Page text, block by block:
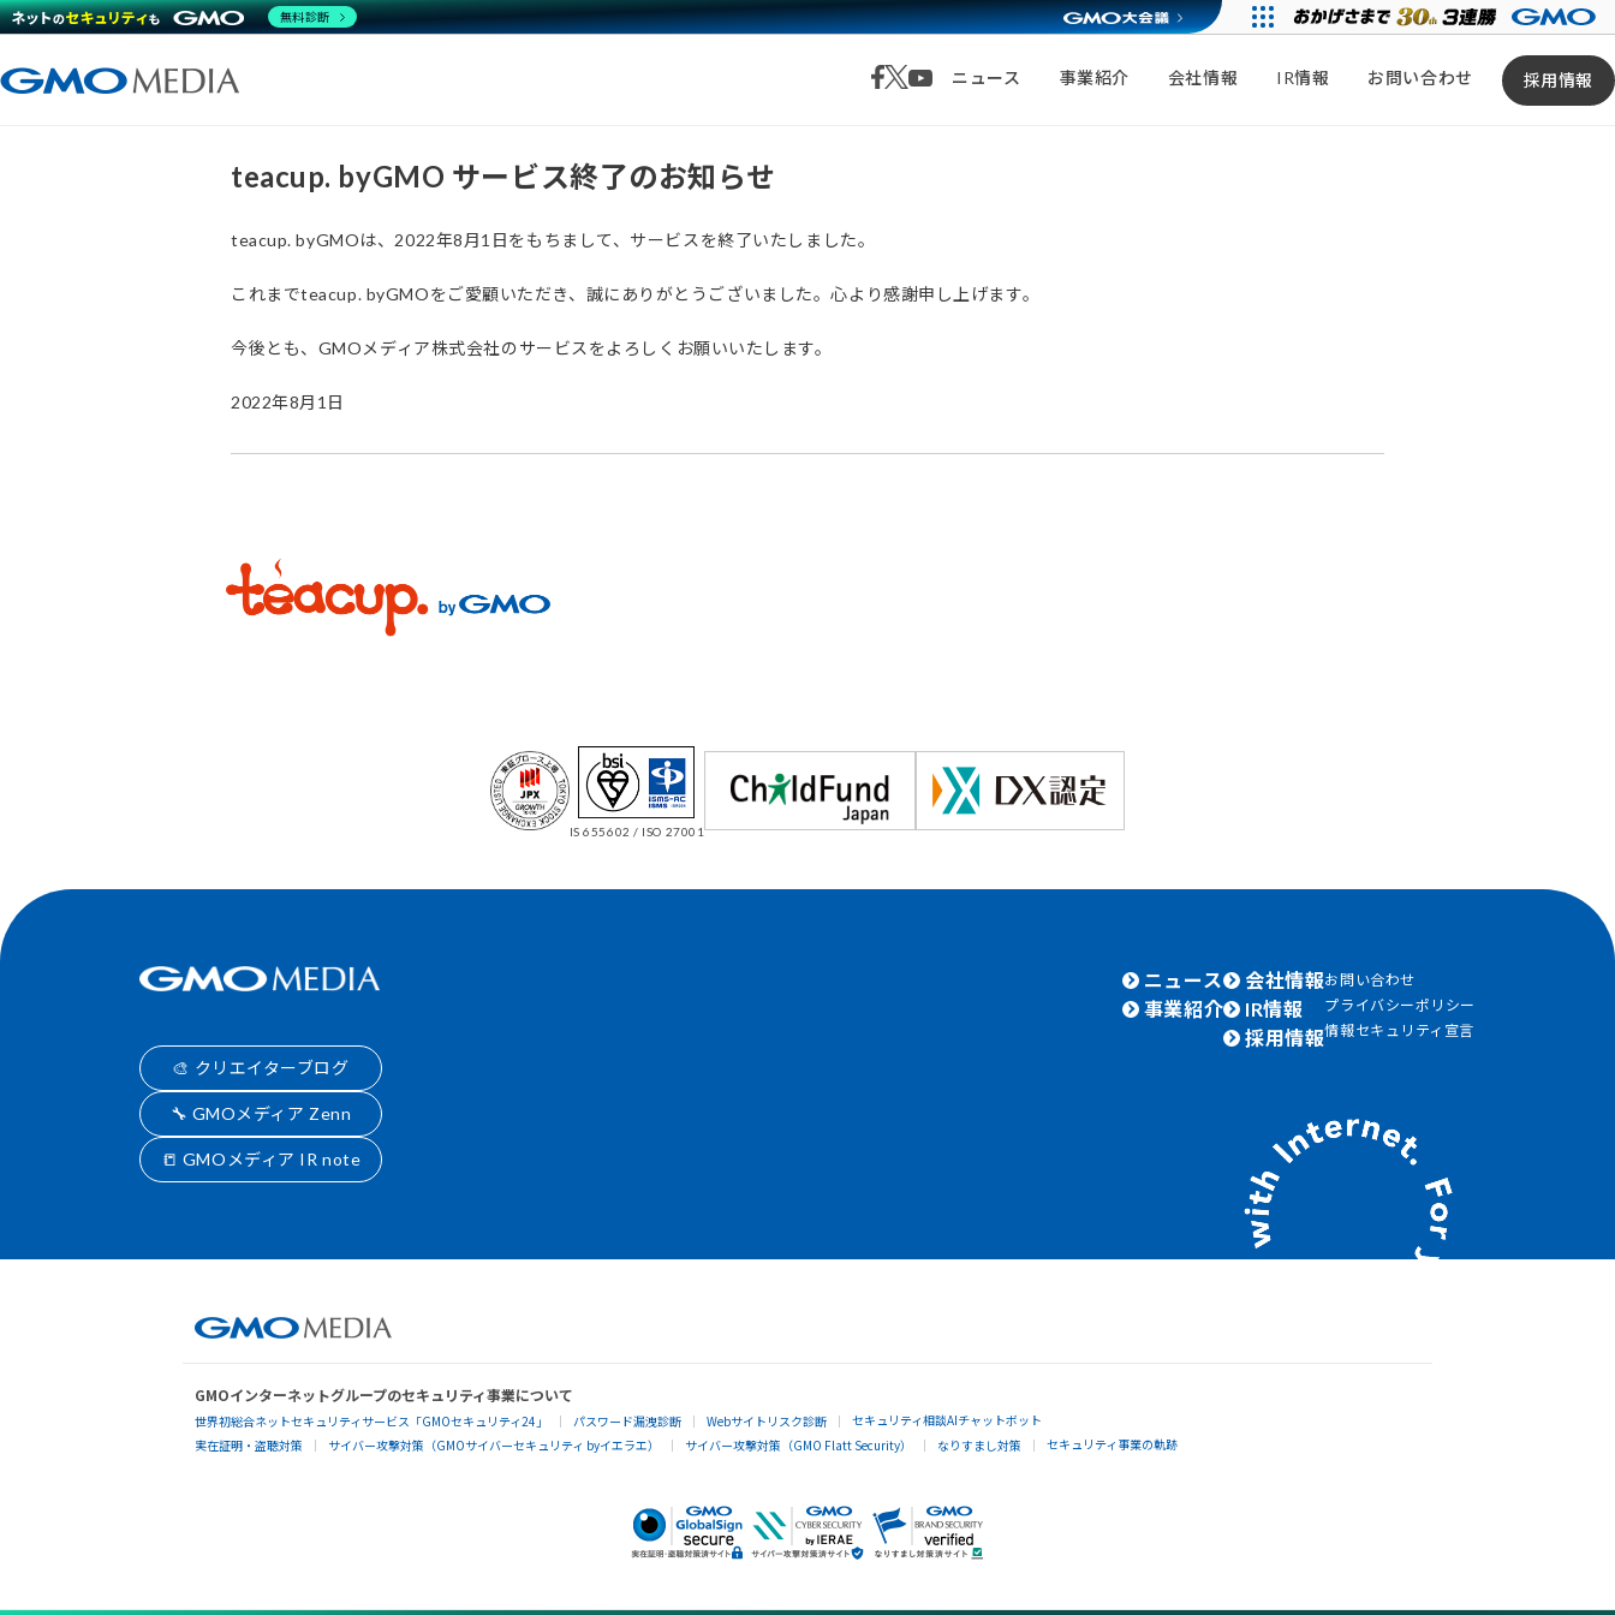
ニュース 事業紹介 会社情報 IR情報 お問い合わせ 採用情報
teacup. byGMO サービス終了のお知らせ
teacup. byGMOは、2022年8月1日をもちまして、サービスを終了いたしました。
これまでteacup. byGMOをご愛顧いただき、誠にありがとうございました。心より感謝申し上げます。
今後とも、GMOメディア株式会社のサービスをよろしくお願いいたします。
2022年8月1日
IS 655602 / ISO 27001
🎨 クリエイターブログ
🔧 GMOメディア Zenn
📒 GMOメディア IR note
ニュース
事業紹介
会社情報
IR情報
採用情報
お問い合わせ
プライバシーポリシー
情報セキュリティ宣言
GMOインターネットグループのセキュリティ事業について
世界初総合ネットセキュリティサービス「GMOセキュリティ24」 パスワード漏洩診断 Webサイトリスク診断
セキュリティ相談AIチャットボット
実在証明・盗聴対策
サイバー攻撃対策（GMOサイバーセキュリティ byイエラエ） サイバー攻撃対策（GMO Flatt Security） なりすまし対策 セキュリティ事業の軌跡
無料診断